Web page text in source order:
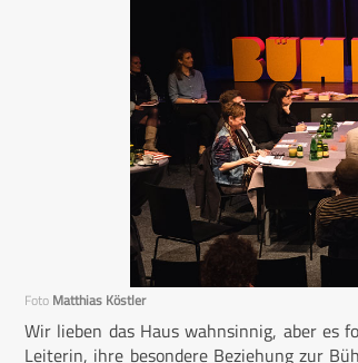
Foto Matthias Köstler
Wir lieben das Haus wahnsinnig, aber es
Leiterin, ihre besondere Beziehung zur